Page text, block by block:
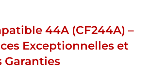
44A (CF244A) –
Exceptionnelles et
Garanties